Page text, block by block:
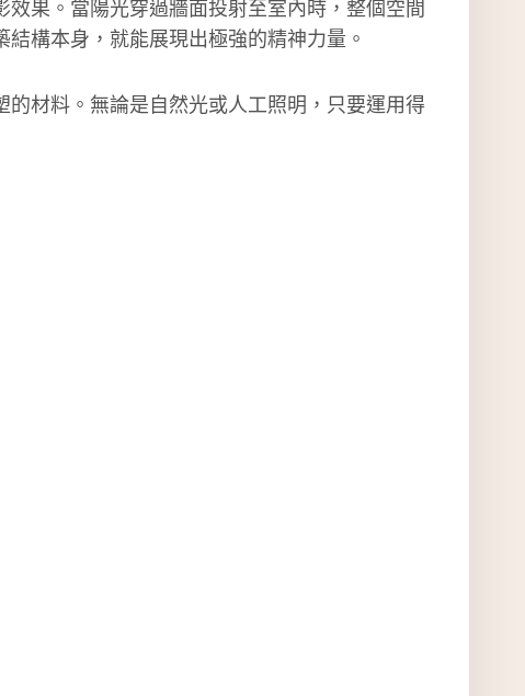
果。當陽光穿過牆面投射至室內時，整個空間
構本身，就能展現出極強的精神力量。
材料。無論是自然光或人工照明，只要運用得